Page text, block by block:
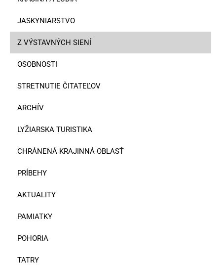
JASKYNIARSTVO
Z VÝSTAVNÝCH SIENÍ
OSOBNOSTI
STRETNUTIE ČITATEĽOV
ARCHÍV
LYŽIARSKA TURISTIKA
CHRÁNENÁ KRAJINNÁ OBLASŤ
PRÍBEHY
AKTUALITY
PAMIATKY
POHORIA
TATRY